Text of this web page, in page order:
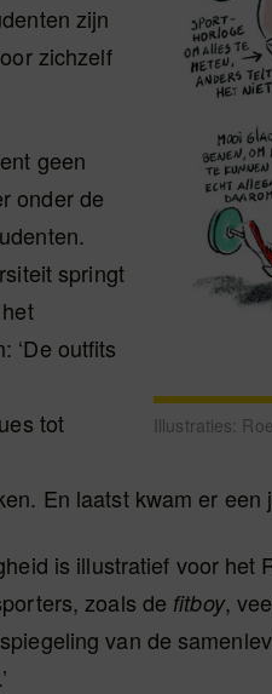
Illustraties:
zijn
zichzelf
geen
onder de
springt
‘De outfits
tot
En laatst kwam er een
is illustratief voor het
zoals de fitboy,
van de